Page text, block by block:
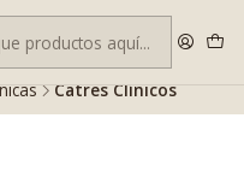
Revisa las condiciones.
Catres Clínicos